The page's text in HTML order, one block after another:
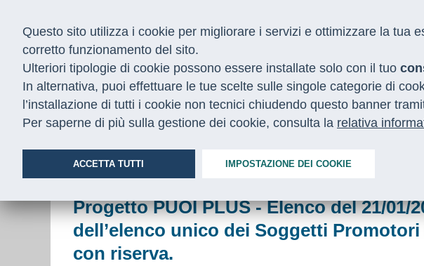
CHI SIAMO COSA FACCIAMO I NOSTRI
Home / Opportunità / Opportunità per i cittadini e per le imprese
Progetto PUOI PLUS - Elenco del 21/01/
dell’elenco unico dei Soggetti
con riserva.
Questo sito utilizza i cookie per migliorare i servizi e ottimizzare la tua
corretto funzionamento del sito.
Ulteriori tipologie di cookie possono essere installate solo con il tuo
In alternativa, puoi effettuare le tue scelte sulle singole categorie di
l’installazione di tutti i cookie non tecnici chiudendo questo banner
Per saperne di più sulla gestione dei cookie, consulta la relativa
ACCETTA TUTTI IMPOSTAZIONE DEI COOKIE